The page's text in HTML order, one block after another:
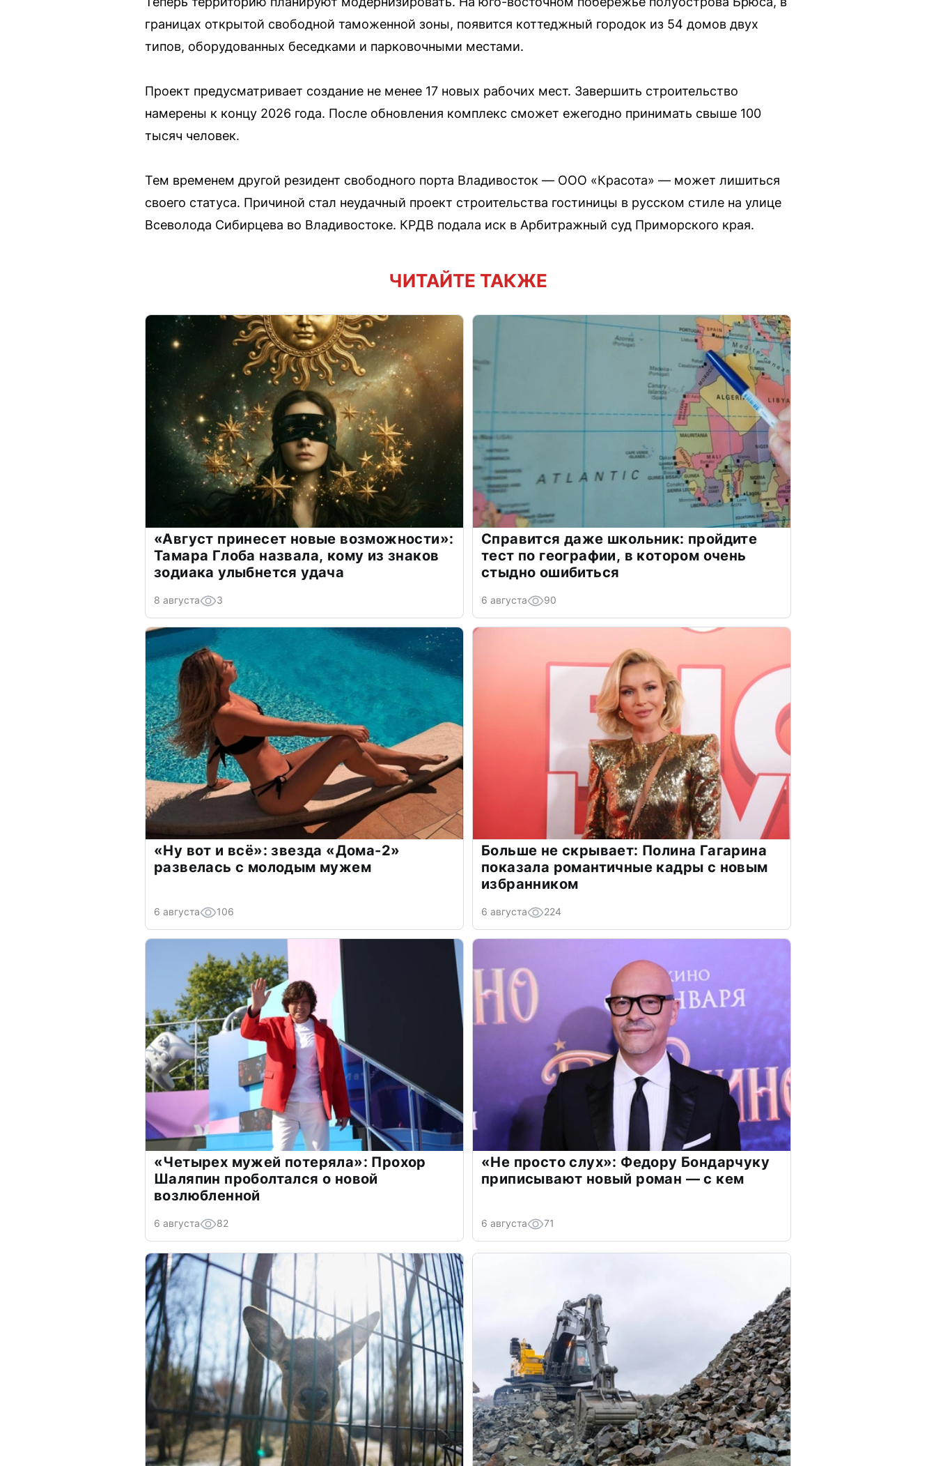
границах открытой свободной таможенной зоны, появится коттеджный городок из 54 домов двух
типов, оборудованных беседками и парковочными местами.
Проект предусматривает создание не менее 17 новых рабочих мест. Завершить строительство
намерены к концу 2026 года. После обновления комплекс сможет ежегодно принимать свыше 100
тысяч человек.
Тем временем другой резидент свободного порта Владивосток — ООО «Красота» — может лишиться
своего статуса. Причиной стал неудачный проект строительства гостиницы в русском стиле на улице
Всеволода Сибирцева во Владивостоке. КРДВ подала иск в Арбитражный суд Приморского края.
ЧИТАЙТЕ ТАКЖЕ
«Август принесет новые возможности»:
Тамара Глоба назвала, кому из знаков
зодиака улыбнется удача
8 августа 3
Справится даже школьник: пройдите
тест по географии, в котором очень
стыдно ошибиться
6 августа 90
«Ну вот и всё»: звезда «Дома-2»
развелась с молодым мужем
6 августа 106
Больше не скрывает: Полина Гагарина
показала романтичные кадры с новым
избранником
6 августа 224
«Четырех мужей потеряла»: Прохор
Шаляпин проболтался о новой
возлюбленной
6 августа 82
«Не просто слух»: Федору Бондарчуку
приписывают новый роман — с кем
6 августа 71